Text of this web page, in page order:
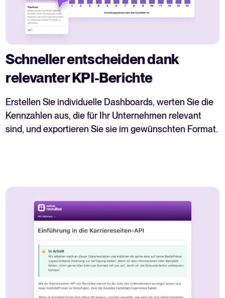
Schneller entscheiden dank
relevanter KPI-Berichte
Erstellen Sie individuelle Dashboards, werten Sie die
Kennzahlen aus, die für Ihr Unternehmen relevant
sind, und exportieren Sie sie im gewünschten Format.